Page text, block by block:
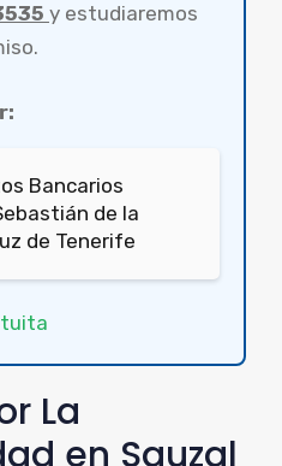
y estudiaremos
Bancarios
de la
de Tenerife
La
en Sauzal